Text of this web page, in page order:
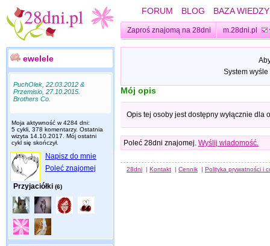
FORUM BLOG BAZA WIEDZY
Zaproś znajomą na 28dni m.28dni.pl
ewelele
PuchOlek, 22.03.2012 &
Przemisio, 27.10.2015.
Brothers Co.
Moja aktywność w 4284 dni:
5 cykli, 378 komentarzy. Ostatnia
wizyta 14.10.2017 . Mój ostatni
cykl się skończył.
Napisz do mnie
Poleć znajomej
Przyjaciółki (6)
System
Mój opis
Opis tej osoby jest dostępny wyłącznie dla
Poleć 28dni znajomej. Wyślij wiadomość.
28dni | Kontakt | Cennik | Polityka prywatności i